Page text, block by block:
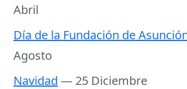
Abril
Día de la Fundación de
Agosto
Navidad — 25 Diciembre